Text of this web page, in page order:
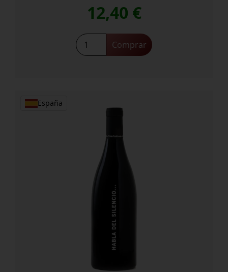
12,40 €
Habla
del
Comprar
España